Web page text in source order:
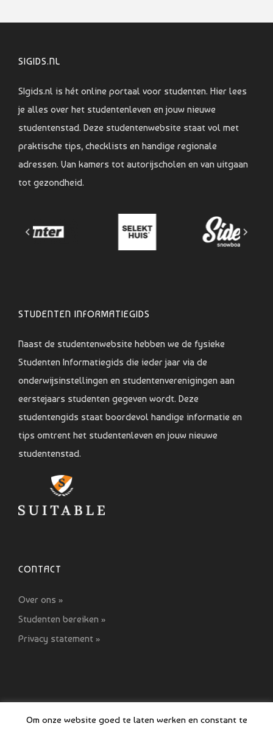
SIGIDS.NL
SIgids.nl is hét online portaal voor studenten. Hier lees
je alles over het studentenleven en jouw nieuwe
studentenstad. Deze studentenwebsite staat vol met
praktische tips, checklists en handige regionale
adressen. Van kamers tot autorijscholen en van uitgaan
tot gezondheid.
STUDENTEN INFORMATIEGIDS
Naast de studentenwebsite hebben we de fysieke
Studenten Informatiegids die ieder jaar via de
onderwijsinstellingen en studentenverenigingen aan
eerstejaars studenten gegeven wordt. Deze
studentengids staat boordevol handige informatie en
tips omtrent het studentenleven en jouw nieuwe
studentenstad.
CONTACT
Over ons »
Studenten bereiken »
Privacy statement »
Om onze website goed te laten werken en constant te